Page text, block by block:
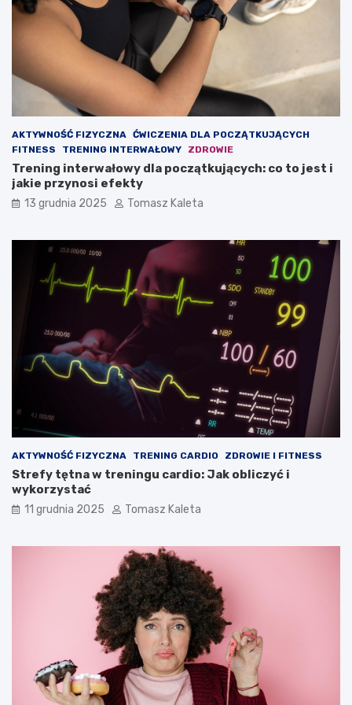
ć
m
m
n
i
o
w
ą
u
i
AKTYWNOŚĆ FIZYCZNA ĆWICZENIA DLA POCZĄTKUJĄCYCH
FITNESS
TRENING INTERWAŁOWY ZDROWIE
Trening interwałowy dla początkujących: co to jest i
jakie przynosi efekty
13 grudnia 2025 Tomasz Kaleta
AKTYWNOŚĆ FIZYCZNA TRENING CARDIO ZDROWIE I FITNESS
Strefy tętna w treningu cardio: Jak obliczyć i
wykorzystać
11 grudnia 2025 Tomasz Kaleta